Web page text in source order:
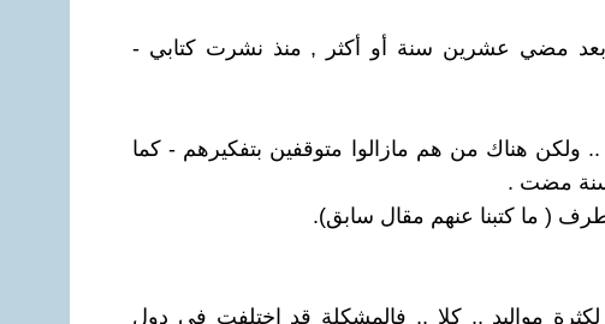
بعد مضي عشرين سنة أو أكثر , منذ نشرت كتابي -
ولكن هناك من هم مازالوا متوقفين بتفكيرهم - كما
مضت .
( ما كتبنا عنهم مقال سابق).
لكثرة مواليد .. كلا ,, فالمشكلة قد اختلفت في دول